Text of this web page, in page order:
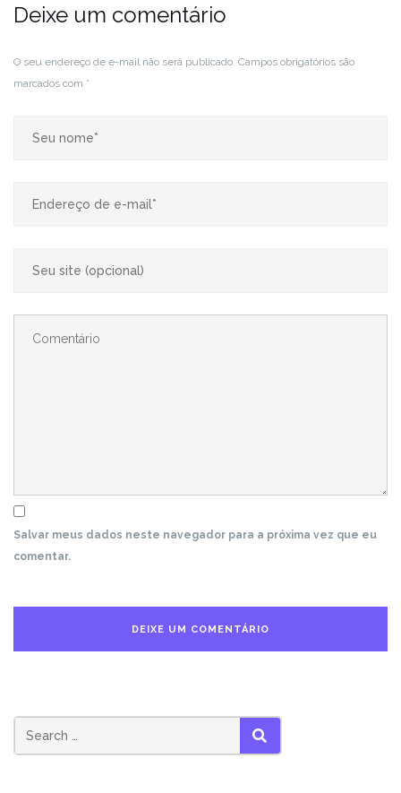
Deixe um comentário
O seu endereço de e-mail não será publicado. Campos obrigatórios são
marcados com *
Salvar meus dados neste navegador para a próxima vez que eu
comentar.
Search SEARCH